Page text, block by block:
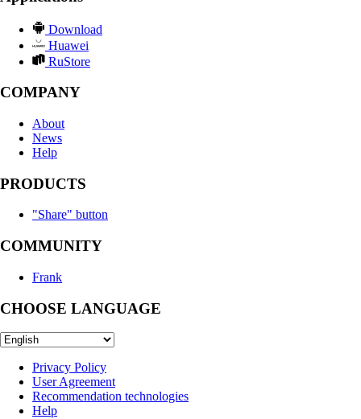
Download
Huawei
RuStore
COMPANY
About
News
Help
PRODUCTS
"Share" button
COMMUNITY
Frank
CHOOSE LANGUAGE
Privacy Policy
User Agreement
Recommendation technologies
Help